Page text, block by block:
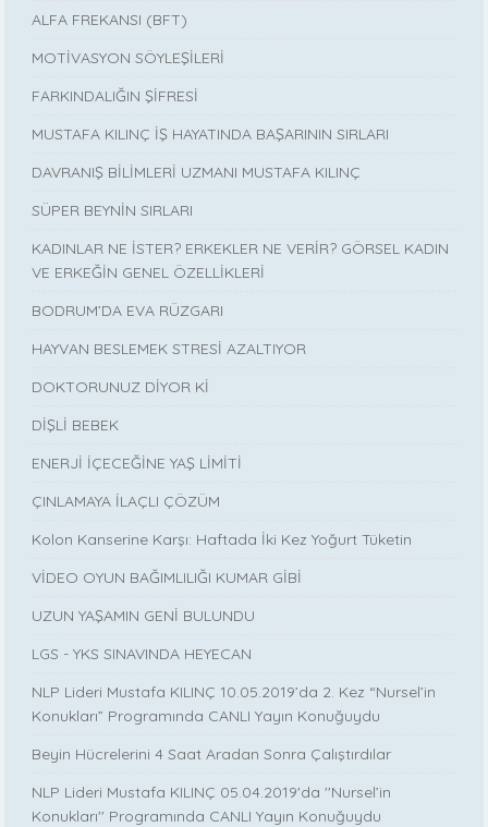
ALFA FREKANSI (BFT)
MOTİVASYON SÖYLEŞİLERİ
FARKINDALIĞIN ŞİFRESİ
MUSTAFA KILINÇ İŞ HAYATINDA BAŞARININ SIRLARI
DAVRANIŞ BİLİMLERİ UZMANI MUSTAFA KILINÇ
SÜPER BEYNİN SIRLARI
KADINLAR NE İSTER? ERKEKLER NE VERİR? GÖRSEL KADIN
VE ERKEĞİN GENEL ÖZELLİKLERİ
BODRUM’DA EVA RÜZGARI
HAYVAN BESLEMEK STRESİ AZALTIYOR
DOKTORUNUZ DİYOR Kİ
DİŞLİ BEBEK
ENERJİ İÇECEĞİNE YAŞ LİMİTİ
ÇINLAMAYA İLAÇLI ÇÖZÜM
Kolon Kanserine Karşı: Haftada İki Kez Yoğurt Tüketin
VİDEO OYUN BAĞIMLILIĞI KUMAR GİBİ
UZUN YAŞAMIN GENİ BULUNDU
LGS - YKS SINAVINDA HEYECAN
NLP Lideri Mustafa KILINÇ 10.05.2019’da 2. Kez “Nursel’in
Konukları” Programında CANLI Yayın Konuğuydu
Beyin Hücrelerini 4 Saat Aradan Sonra Çalıştırdılar
NLP Lideri Mustafa KILINÇ 05.04.2019'da ''Nursel’in
Konukları'' Programında CANLI Yayın Konuğuydu